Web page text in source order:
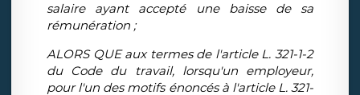
salaire ayant accepté une baisse de sa
rémunération ;
ALORS QUE aux termes de l'article L. 321-1-2
du Code du travail, lorsqu'un employeur,
pour l'un des motifs énoncés à l'article L. 321-